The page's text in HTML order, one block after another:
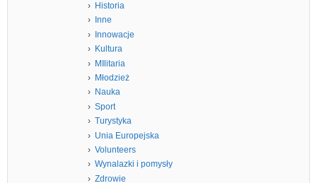
Historia
Inne
Innowacje
Kultura
MIlitaria
Młodzież
Nauka
Sport
Turystyka
Unia Europejska
Volunteers
Wynalazki i pomysły
Zdrowie